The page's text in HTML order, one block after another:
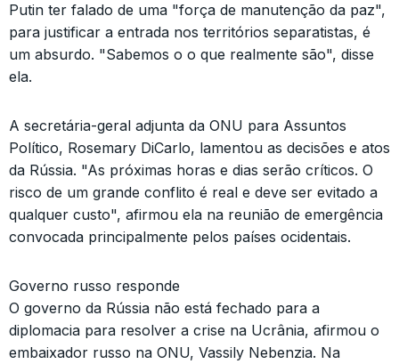
Putin ter falado de uma "força de manutenção da paz",
para justificar a entrada nos territórios separatistas, é
um absurdo. "Sabemos o o que realmente são", disse
ela.
A secretária-geral adjunta da ONU para Assuntos
Político, Rosemary DiCarlo, lamentou as decisões e atos
da Rússia. "As próximas horas e dias serão críticos. O
risco de um grande conflito é real e deve ser evitado a
qualquer custo", afirmou ela na reunião de emergência
convocada principalmente pelos países ocidentais.
Governo russo responde
O governo da Rússia não está fechado para a
diplomacia para resolver a crise na Ucrânia, afirmou o
embaixador russo na ONU, Vassily Nebenzia. Na